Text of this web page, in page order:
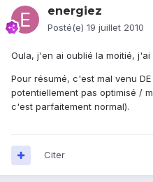
energiez
Posté(e) 19 juillet 2010
Oula, j'en ai oublié la moitié, j'ai
Pour résumé, c'est mal venu DE
potentiellement pas optimisé /
c'est parfaitement normal).
Citer